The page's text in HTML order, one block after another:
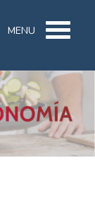
MENU